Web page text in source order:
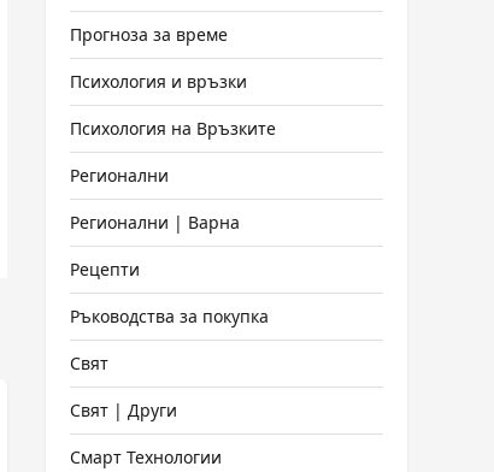
Прогноза за време
Психология и връзки
Психология на Връзките
Регионални
Регионални | Варна
Рецепти
Ръководства за покупка
Свят
Свят | Други
Смарт Технологии